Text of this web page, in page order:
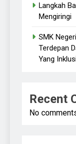
Langkah
Mengiringi
SMK
Terdepan
Yang
Recent
No